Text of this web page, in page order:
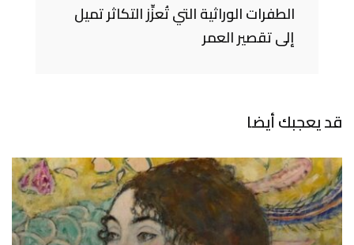
الطفرات الوراثية التي تُعزِّز التكاثر تميل
إلى تقصير العمر
قد يعجبك أيضا